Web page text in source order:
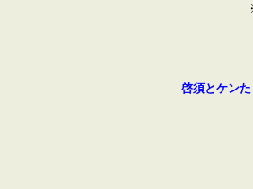
啓須とケンた